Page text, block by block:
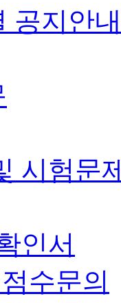
공지안내
시험문
인서
수문의